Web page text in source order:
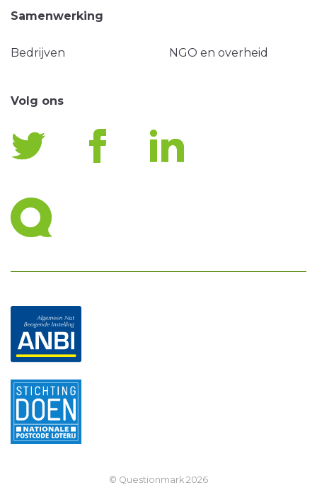
Samenwerking
Bedrijven NGO en overheid
Volg ons
© Questionmark 2026